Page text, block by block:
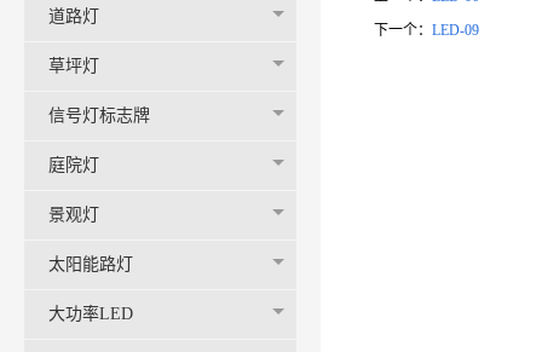
道路灯
草坪灯
信号灯标志牌
庭院灯
景观灯
太阳能路灯
大功率LED
下一个： LED-09